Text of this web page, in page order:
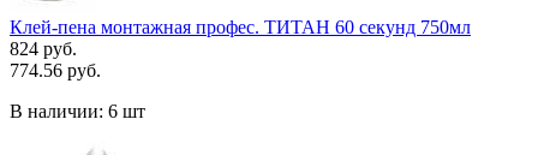
Клей-пена монтажная профес. ТИТАН 60 секунд 750мл
824 руб.
774.56 руб.
В наличии: 6 шт